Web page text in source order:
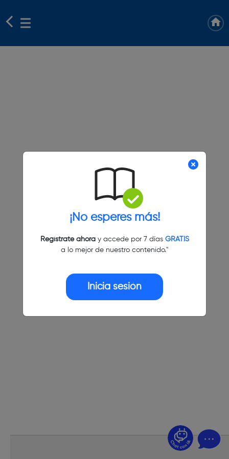
¡No esperes más!
Regístrate ahoray accede por 7 días GRATIS
a lo mejor de nuestro contenido."
Inicia sesión